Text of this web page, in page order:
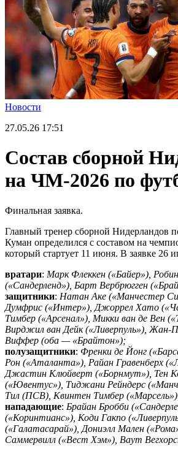
Новости
27.05.26 17:51
Состав сборной
на ЧМ-2026 по
Финальная заявка.
Главный тренер сборной Нидерландов
Куман определился с составом на
который стартует 11 июня. В заявке 26
вратари: Марк Флеккен («Байер»),
(«Сандерленд»), Барт Вербрюгген
защитники: Натан Аке («Манчестер
Думфрис («Интер»), Джоррел Хато
Тимбер («Арсенал»), Микки ван де Вен
Вирджил ван Дейк («Ливерпуль»), Жан-
Виффер (оба — «Брайтон»);
полузащитники: Френки де Йонг
Рон («Аталанта»), Райан Гравенберх
Джастин Клюйверт («Борнмут»), Тен
(«Ювентус»), Тиджани Рейндерс
Тил (ПСВ), Квинтен Тимбер
нападающие: Брайан Бробби
(«Коринтианс»), Коди Гакпо
(«Галатасарай»), Дониэлл Мален
Саммервилл («Вест Хэм»), Ваут